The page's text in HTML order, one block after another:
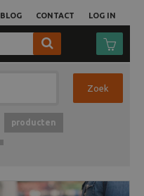
LOG IN
BLOG CONTACT
Zoek
producten